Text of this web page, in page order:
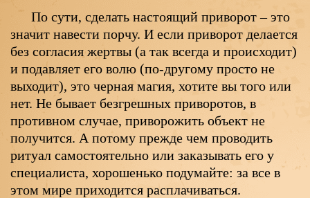
По сути, сделать настоящий приворот – это
значит навести порчу. И если приворот делается
без согласия жертвы (а так всегда и происходит)
и подавляет его волю (по-другому просто не
выходит), это черная магия, хотите вы того или
нет. Не бывает безгрешных приворотов, в
противном случае, приворожить объект не
получится. А потому прежде чем проводить
ритуал самостоятельно или заказывать его у
специалиста, хорошенько подумайте: за все в
этом мире приходится расплачиваться.